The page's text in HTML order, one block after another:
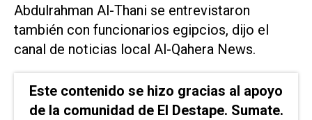
Abdulrahman Al-Thani se entrevistaron
también con funcionarios egipcios, dijo el
canal de noticias local Al-Qahera News.
Este contenido se hizo gracias al apoyo
de la comunidad de El Destape. Sumate.